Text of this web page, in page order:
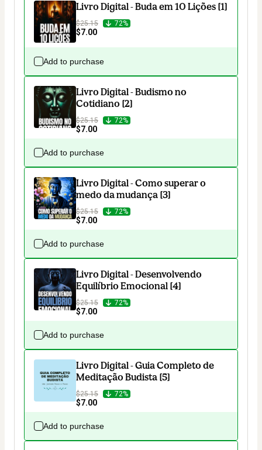
Livro Digital - Buda em 10 Lições [1]
$25.15 72%
$7.00
Add to purchase
Livro Digital - Budismo no
Cotidiano [2]
$25.15 72%
$7.00
Add to purchase
Livro Digital - Como superar o
medo da mudança [3]
$25.15 72%
$7.00
Add to purchase
Livro Digital - Desenvolvendo
Equilíbrio Emocional [4]
$25.15 72%
$7.00
Add to purchase
Livro Digital - Guia Completo de
Meditação Budista [5]
$25.15 72%
$7.00
Add to purchase